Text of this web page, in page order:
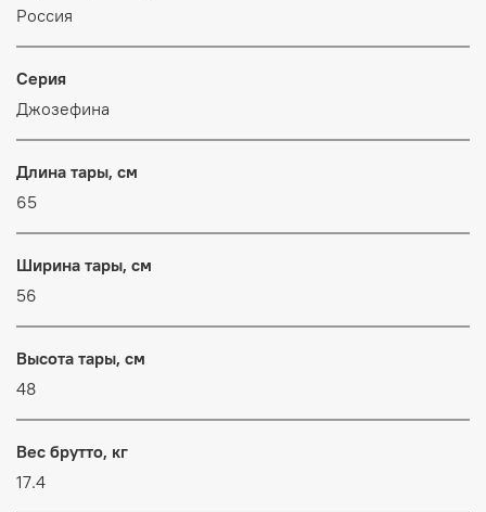
Россия
Серия
Джозефина
Длина тары, см
65
Ширина тары, см
56
Высота тары, см
48
Вес брутто, кг
17.4